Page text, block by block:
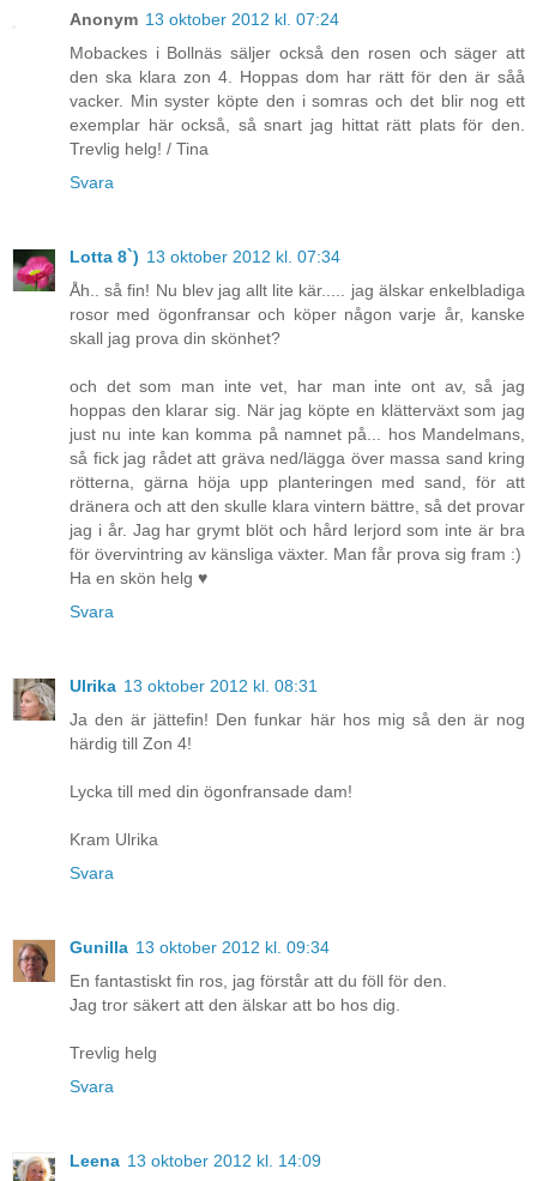
Anonym 13 oktober 2012 kl. 07:24
Mobackes i Bollnäs säljer också den rosen och säger att
den ska klara zon 4. Hoppas dom har rätt för den är såå
vacker. Min syster köpte den i somras och det blir nog ett
exemplar här också, så snart jag hittat rätt plats för den.
Trevlig helg! / Tina
Svara
Lotta 8`) 13 oktober 2012 kl. 07:34
Åh.. så fin! Nu blev jag allt lite kär..... jag älskar enkelbladiga
rosor med ögonfransar och köper någon varje år, kanske
skall jag prova din skönhet?
och det som man inte vet, har man inte ont av, så jag
hoppas den klarar sig. När jag köpte en klätterväxt som jag
just nu inte kan komma på namnet på... hos Mandelmans,
så fick jag rådet att gräva ned/lägga över massa sand kring
rötterna, gärna höja upp planteringen med sand, för att
dränera och att den skulle klara vintern bättre, så det provar
jag i år. Jag har grymt blöt och hård lerjord som inte är bra
för övervintring av känsliga växter. Man får prova sig fram :)
Ha en skön helg ♥
Svara
Ulrika 13 oktober 2012 kl. 08:31
Ja den är jättefin! Den funkar här hos mig så den är nog
härdig till Zon 4!
Lycka till med din ögonfransade dam!
Kram Ulrika
Svara
Gunilla 13 oktober 2012 kl. 09:34
En fantastiskt fin ros, jag förstår att du föll för den.
Jag tror säkert att den älskar att bo hos dig.
Trevlig helg
Svara
Leena 13 oktober 2012 kl. 14:09